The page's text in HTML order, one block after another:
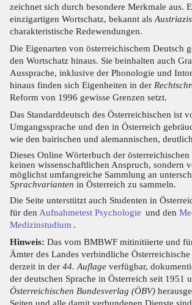
zeichnet sich durch besondere Merkmale aus.
einzigartigen Wortschatz, bekannt als
charakteristische Redewendungen.
Die Eigenarten von österreichischem Deutsch
den Wortschatz hinaus. Sie beinhalten auch
Aussprache, inklusive der Phonologie und
hinaus finden sich Eigenheiten in der
Reform von 1996 gewisse Grenzen setzt.
Das Standarddeutsch des Österreichischen ist
Umgangssprache und den in Österreich
wie den bairischen und alemannischen,
Dieses Online Wörterbuch der österreichischen
keinen wissenschaftlichen Anspruch, sondern
möglichst umfangreiche Sammlung an
Sprachvarianten in Österreich zu sammeln.
Die Seite unterstützt auch Studenten in
für den Aufnahmetest Psychologie und den
Medizinstudium .
Hinweis: Das vom BMBWF mitinitiierte und
Ämter des Landes verbindliche
derzeit in der 44. Auflage verfügbar,
der deutschen Sprache in Österreich seit 1951
Österreichischen Bundesverlag (ÖBV)
Seiten und alle damit verbundenen Dienste